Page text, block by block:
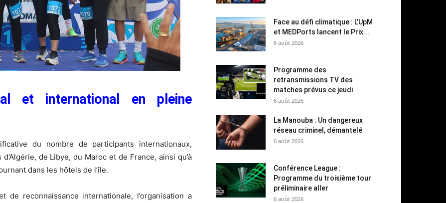
et international en pleine
du nombre de participants internationaux,
de Libye, du Maroc et de France, ainsi qu’à
dans les hôtels de l’île.
de reconnaissance internationale, l’organisation a
Face au défi climatique : L’UpM
et MEDPorts lancent le Prix...
6 août 2026
Programme des
retransmissions TV des
matches prévus ce jeudi
6 août 2026
La Manouba : Un dangereux
réseau criminel, démantelé
6 août 2026
Conférence League :
Programme du troisième tour
préliminaire aller
6 août 2026